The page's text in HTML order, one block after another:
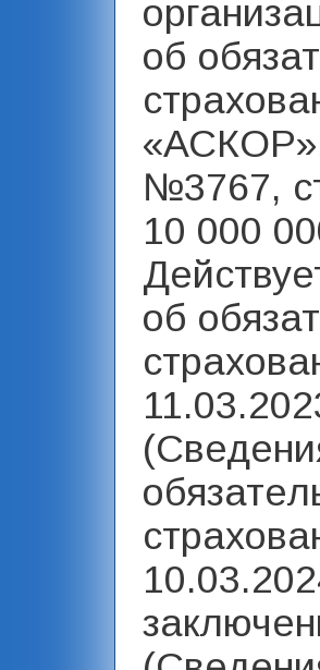
об
№3767,
10 000
об